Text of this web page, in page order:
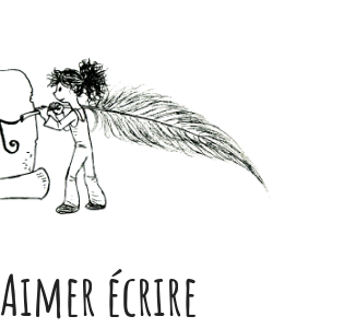
Aimer écrire